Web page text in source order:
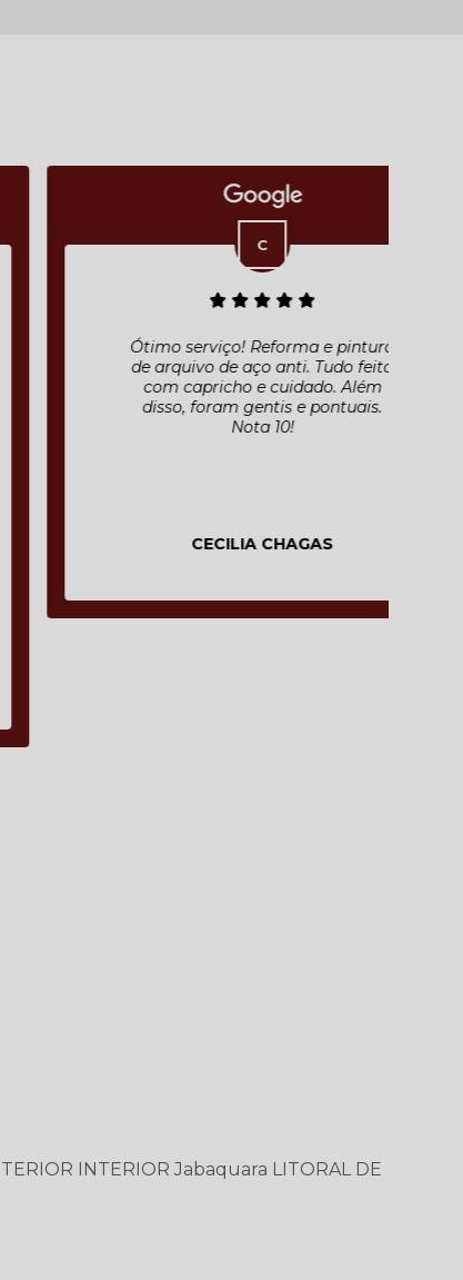
Ótimo serviço! Reforma e pintura
de arquivo de aço anti. Tudo feito
com capricho e cuidado. Além
disso, foram gentis e pontuais.
CECILIA CHAGAS
INTERIOR Jabaquara LITORAL DE